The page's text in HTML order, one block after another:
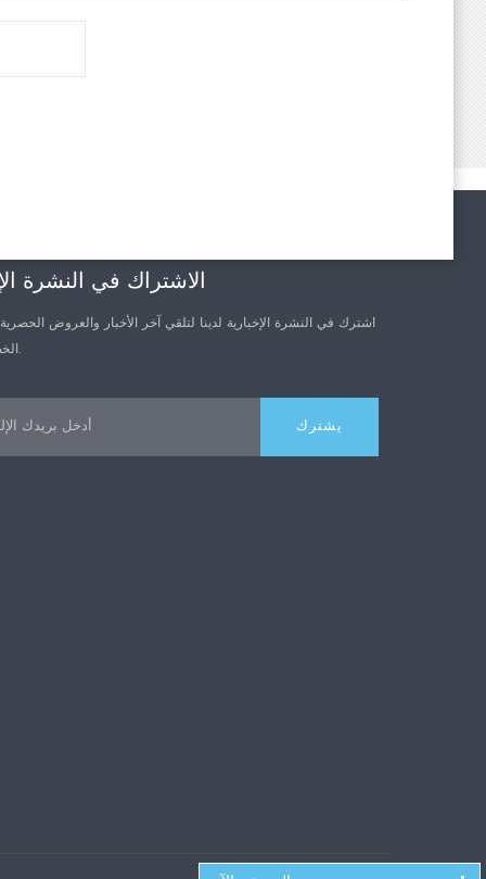
الاشتراك في النشرة
اشترك في النشرة الإخبارية لدينا لتلقي آخر الأخبار والعروض
الخصم الأخرى.